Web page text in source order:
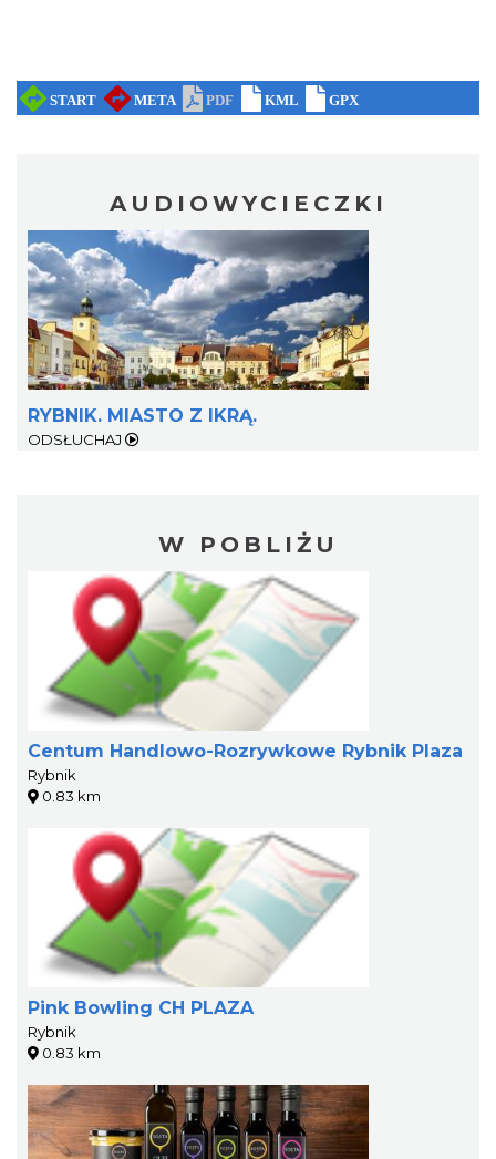
AUDIOWYCIECZKI
RYBNIK. MIASTO Z IKRĄ.
ODSŁUCHAJ
W POBLIŻU
Centum Handlowo-Rozrywkowe Rybnik Plaza
Rybnik
0.83 km
Pink Bowling CH PLAZA
Rybnik
0.83 km